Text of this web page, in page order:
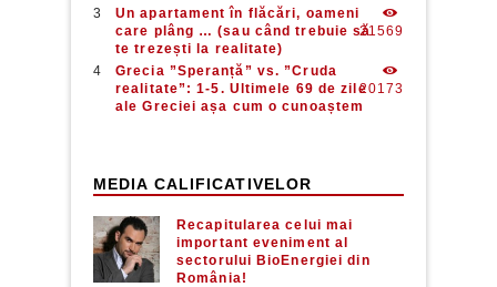
Un apartament în flăcări, oameni
care plâng … (sau când trebuie să
te trezești la realitate)
21569
Grecia ”Speranță” vs. ”Cruda
realitate”: 1-5. Ultimele 69 de zile
ale Greciei așa cum o cunoaștem
20173
MEDIA CALIFICATIVELOR
Recapitularea celui mai
important eveniment al
sectorului BioEnergiei din
România!